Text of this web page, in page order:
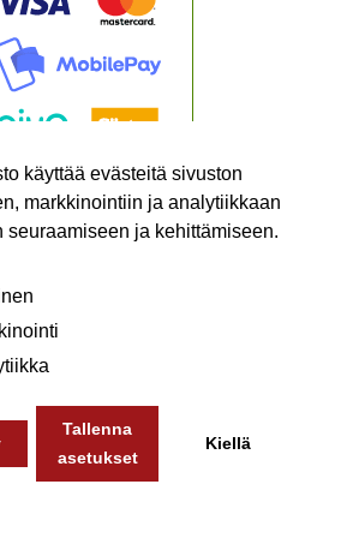
käyttää evästeitä sivuston
markkinointiin ja analytiikkaan
seuraamiseen ja kehittämiseen.
Tallenna
asetukset
Kiellä